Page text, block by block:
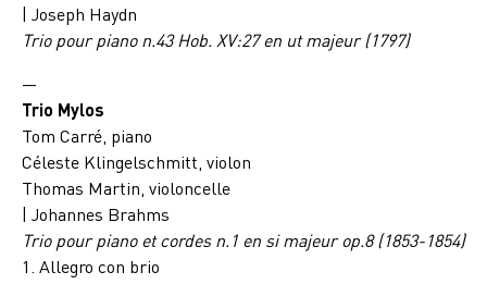
| Joseph Haydn
Trio pour piano n.43 Hob. XV:27 en ut majeur (1797)
—
Trio Mylos
Tom Carré, piano
Céleste Klingelschmitt, violon
Thomas Martin, violoncelle
| Johannes Brahms
Trio pour piano et cordes n.1 en si majeur op.8 (1853-1854)
1. Allegro con brio